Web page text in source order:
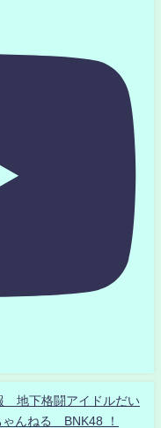
地下格闘アイドルだい
んねる BNK48 ！